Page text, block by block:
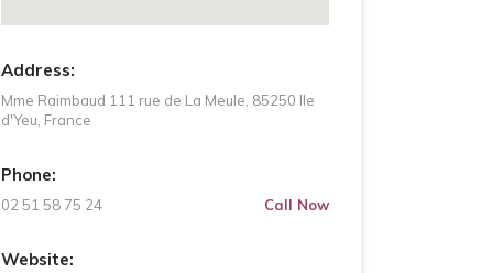
Address:
Mme Raimbaud 111 rue de La Meule, 85250 Ile
d'Yeu, France
Phone:
02 51 58 75 24 Call Now
Website: